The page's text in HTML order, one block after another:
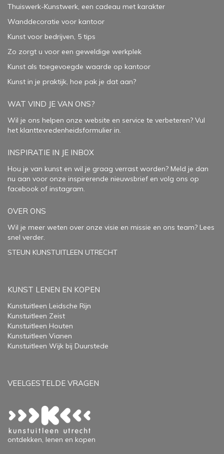
Thuiswerk-Kunstwerk, een cadeau met karakter
Wanddecoratie voor kantoor
Kunst voor bedrijven, 5 tips
Zo zorgt u voor een geweldige werkplek
Kunst als toegevoegde waarde op kantoor
Kunst in je praktijk, hoe pak je dat aan?
WAT VIND JE VAN ONS?
Wil je ons helpen onze website en service te verbeteren? Vul
het klanttevredenheidsformulier in.
INSPIRATIE IN JE INBOX
Hou je van kunst en wil je graag verrast worden? Meld je dan
nu aan voor onze inspirerende nieuwsbrief en volg ons op
facebook of instagram.
OVER ONS
Wil je meer weten over onze visie en missie en ons team? Lees
snel verder.
STEUN KUNSTUITLEEN UTRECHT
KUNST LENEN EN KOPEN
Kunstuitleen Leidsche Rijn
Kunstuitleen Zeist
Kunstuitleen Houten
Kunstuitleen Vianen
Kunstuitleen Wijk bij Duurstede
VEELGESTELDE VRAGEN
ontdekken, lenen en kopen